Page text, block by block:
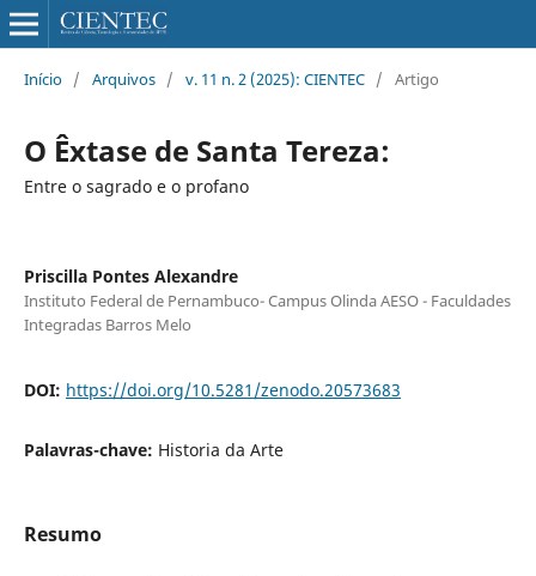
Início / Arquivos / v. 11 n. 2 (2025): CIENTEC / Artigo
O Êxtase de Santa Tereza:
Entre o sagrado e o profano
Priscilla Pontes Alexandre
Instituto Federal de Pernambuco- Campus Olinda AESO - Faculdades
Integradas Barros Melo
DOI: https://doi.org/10.5281/zenodo.20573683
Palavras-chave: Historia da Arte
Resumo